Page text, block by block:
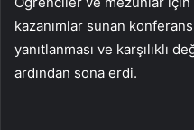
kazanımlar sunan konferans,
yanıtlanması ve karşılıklı
ardından sona erdi.